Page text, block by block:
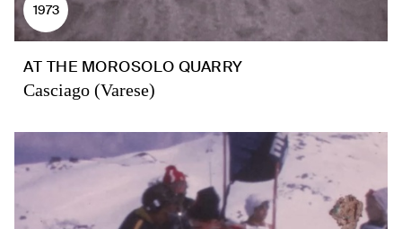
1973
AT THE MOROSOLO QUARRY
Casciago (Varese)